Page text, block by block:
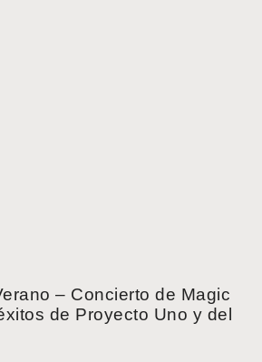
– Concierto de Magic
de Proyecto Uno y del